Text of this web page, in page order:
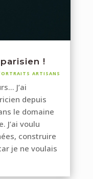
!
artisans
J’ai
depuis
le domaine
J’ai voulu
construire
je ne voulais